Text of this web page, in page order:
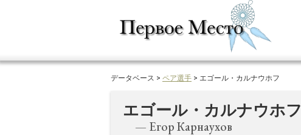
データベース > ペア選手 > エゴール・カルナウホフ
エゴール・カルナウホフ
— Егор Карнаухов